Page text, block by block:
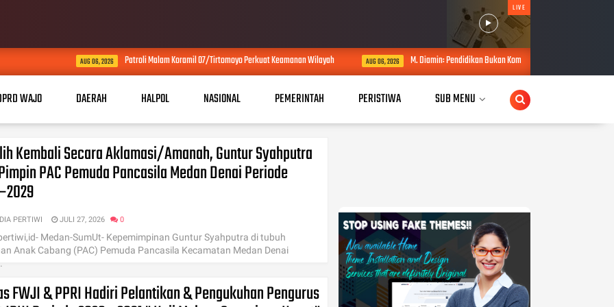
LIVE
AUG 06, 2026 Patroli Malam Koramil 07/Tirtomoyo Perkuat Keamanan Wilayah AUG 06, 2026 M. Diamin: Pendidikan Bukan Komoditi! OMBB Desak Evaluasi
WAJO DAERAH HALPOL NASIONAL PEMERINTAH PERISTIWA SUB MENU
Kembali Secara Aklamasi/Amanah, Guntur Syahputra
PAC Pemuda Pancasila Medan Denai Periode
PERTIWI JULI 27, 2026 0
Medan-SumUt- Kepemimpinan Guntur Syahputra di tubuh
Anak Cabang (PAC) Pemuda Pancasila Kecamatan Medan Denai
FWJI & PPRI Hadiri Pelantikan & Pengukuhan Pengurus